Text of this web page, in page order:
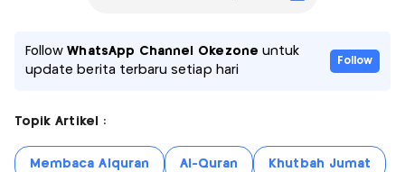
FollowWhatsApp Channel Okezone untuk
update berita terbaru setiap hari
Follow
Topik Artikel :
Membaca Alquran Al-Quran Khutbah Jumat